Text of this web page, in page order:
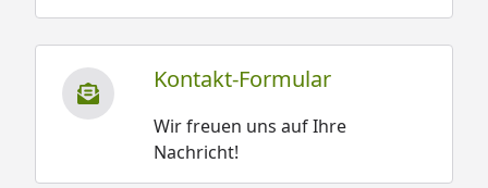
Kontakt-Formular
Wir freuen uns auf Ihre
Nachricht!